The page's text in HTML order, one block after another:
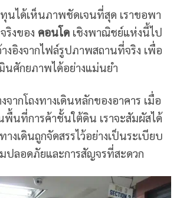
นได้เห็นภาพชัดเจนที่สุด เราขอพา
งของ คอนโด เชิงพาณิชย์แห่งนี้ไป
งอิงจากไฟล์รูปภาพสถานที่จริง เพื่อ
นศักยภาพได้อย่างแม่นยำ
จากโถงทางเดินหลักของอาคาร เมื่อ
พื้นที่การค้าชั้นใต้ดิน เราจะสัมผัสได้
งเดินถูกจัดสรรไว้อย่างเป็นระเบียบ
ปลอดภัยและการสัญจรที่สะดวก